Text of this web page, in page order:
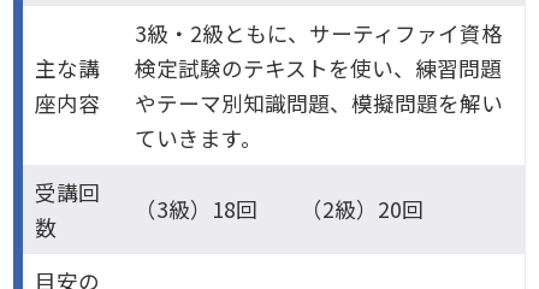
主な講
座内容
3級・2級ともに、サーティファイ資格
検定試験のテキストを使い、練習問題
やテーマ別知識問題、模擬問題を解い
ていきます。
受講回
数
（3級）18回 （2級）20回
目安の